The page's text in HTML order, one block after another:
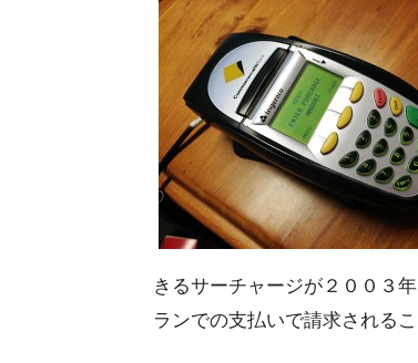
きるサーチャージが２００３
ランでの支払いで請求される